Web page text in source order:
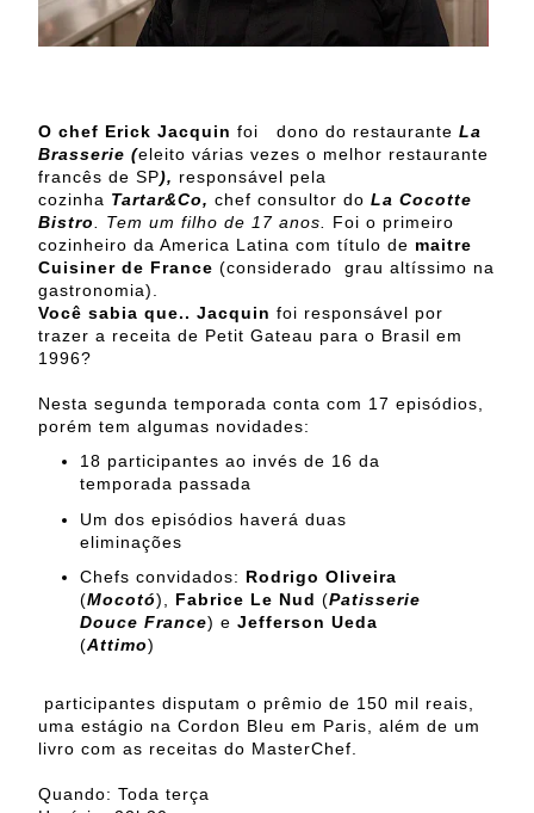
O chef Erick Jacquin foi dono do restaurante La
Brasserie (eleito várias vezes o melhor restaurante
francês de SP), responsável pela
cozinha Tartar&Co, chef consultor do La Cocotte
Bistro
. Tem um filho de 17 anos. Foi o primeiro
cozinheiro da America Latina com título de maitre
Cuisiner de France (considerado grau altíssimo na
gastronomia).
Você sabia que.. Jacquin foi responsável por
trazer a receita de Petit Gateau para o Brasil em
1996?
Nesta segunda temporada conta com 17 episódios,
porém tem algumas novidades:
18 participantes ao invés de 16 da
temporada passada
Um dos episódios haverá duas
eliminações
Chefs convidados: Rodrigo Oliveira
(Mocotó), Fabrice Le Nud (Patisserie
Douce France) e Jefferson Ueda
(Attimo)
participantes disputam o prêmio de 150 mil reais,
uma estágio na Cordon Bleu em Paris, além de um
livro com as receitas do MasterChef.
Quando: Toda terça